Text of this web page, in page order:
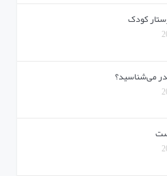
کودک
می‌شناسید؟